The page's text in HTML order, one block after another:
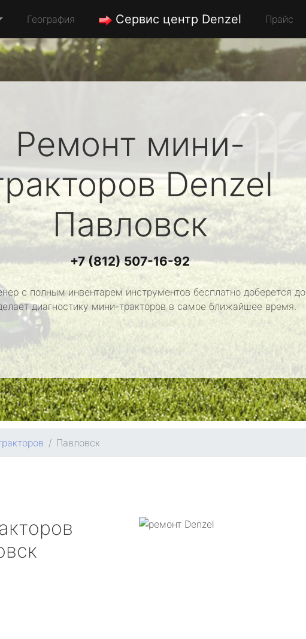
География Сервис центр Denzel Прайс
Ремонт мини-
Denzel
Павловск
+7 (812) 507-16-92
с полным инвентарем инструментов бесплатно доберется до
диагностику мини-тракторов в самое ближайшее время.
Павловск